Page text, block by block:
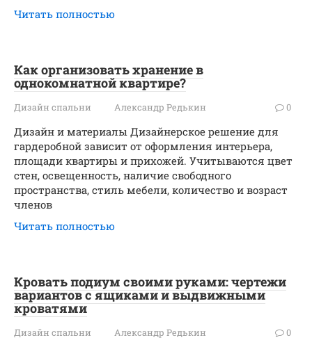
Читать полностью
Как организовать хранение в
однокомнатной квартире?
Дизайн спальни Александр Редькин 0
Дизайн и материалы Дизайнерское решение для
гардеробной зависит от оформления интерьера,
площади квартиры и прихожей. Учитываются цвет
стен, освещенность, наличие свободного
пространства, стиль мебели, количество и возраст
членов
Читать полностью
Кровать подиум своими руками: чертежи
вариантов с ящиками и выдвижными
кроватями
Дизайн спальни Александр Редькин 0